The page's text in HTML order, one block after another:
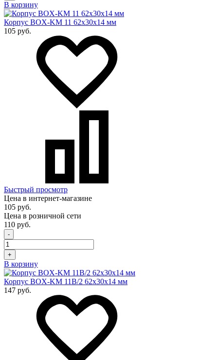
В корзину
Корпус BOX-KM 11 62х30х14 мм
105 руб.
Быстрый просмотр
Цена в интернет-магазине
105 руб.
Цена в розничной сети
110 руб.
-
+
В корзину
Корпус BOX-KM 11B/2 62х30х14 мм
147 руб.